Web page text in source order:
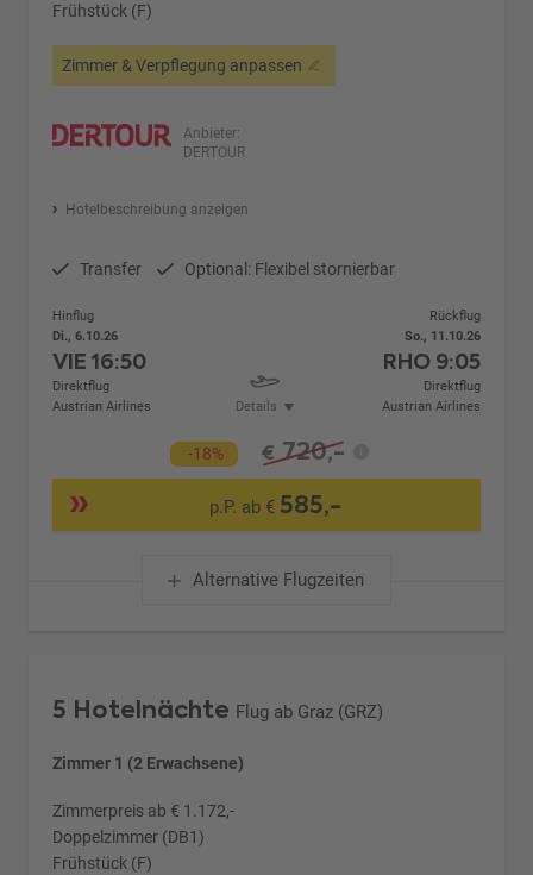
Frühstück (F)
Zimmer & Verpflegung anpassen
Anbieter:
DERTOUR
Hotelbeschreibung anzeigen
Transfer Optional: Flexibel stornierbar
Hinflug
Di., 6.10.26
VIE16:50
Direktflug
Austrian Airlines
Details
Rückflug
So., 11.10.26
RHO 9:05
Direktflug
Austrian Airlines
-18% € 720,-
p.P. ab € 585,-
Alternative Flugzeiten
5 Hotelnächte Flug ab Graz (GRZ)
Zimmer 1 (2 Erwachsene)
Zimmerpreis ab € 1.172,-
Doppelzimmer (DB1)
Frühstück (F)